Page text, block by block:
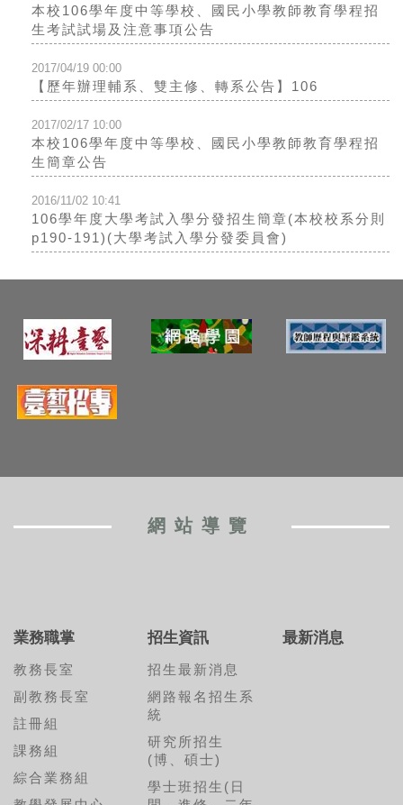
本校106學年度中等學校、國民小學教師教育學程招
生考試試場及注意事項公告
2017/04/19 00:00
【歷年辦理輔系、雙主修、轉系公告】106
2017/02/17 10:00
本校106學年度中等學校、國民小學教師教育學程招
生簡章公告
2016/11/02 10:41
106學年度大學考試入學分發招生簡章(本校校系分則
p190-191)(大學考試入學分發委員會)
網站導覽
業務職掌
教務長室
副教務長室
註冊組
課務組
綜合業務組
招生資訊
招生最新消息
網路報名招生系
統
研究所招生
(博、碩士)
學士班招生(日
最新消息